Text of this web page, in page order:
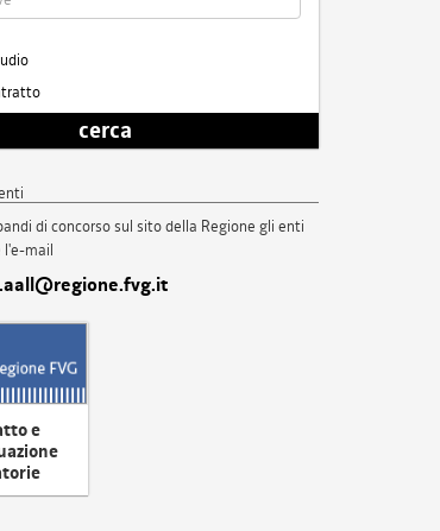
cerca
di concorso sul sito della Regione gli enti
l'e-mail
e